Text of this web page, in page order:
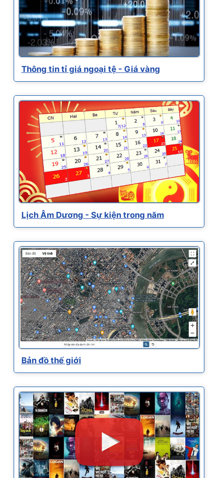
Thông tin tỉ giá ngoại tệ - Giá vàng
Lịch Âm Dương - Sự kiện trong năm
Bản đồ thế giới